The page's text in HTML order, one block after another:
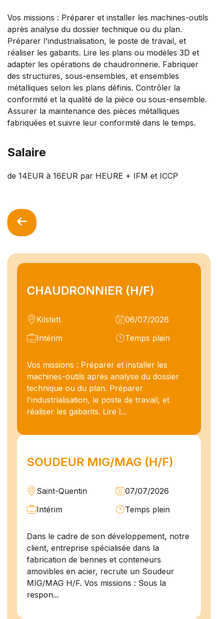
CHAUDRONNIER (H/F)
Kilstett
06/07/2026
Intérim
Temps plein
Vos missions : Préparer et installer les
machines-outils après analyse du dossier
technique ou du plan. Préparer
l'industrialisation, le poste de travail, et
réaliser les gabarits. Lire l...
SOUDEUR MIG/MAG (H/F)
Saint-Quentin
07/07/2026
Intérim
Temps plein
Dans le cadre de son développement, notre
client, entreprise spécialisée dans la
fabrication de bennes et conteneurs
amovibles en acier, recrute un Soudeur
MIG/MAG H/F. Vos missions : Sous la
respon...
Vos missions : Préparer et installer les machines-outils
après analyse du dossier technique ou du plan.
Préparer l'industrialisation, le poste de travail, et
réaliser les gabarits. Lire les plans ou modèles 3D et
adapter les opérations de chaudronnerie. Fabriquer
des structures, sous-ensembles, et ensembles
métalliques selon les plans définis. Contrôler la
conformité et la qualité de la pièce ou sous-ensemble.
Assurer la maintenance des pièces métalliques
fabriquées et suivre leur conformité dans le temps.
Salaire
de 14EUR à 16EUR par HEURE + IFM et ICCP